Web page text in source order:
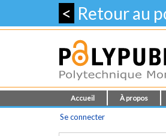
< Retour au
Accueil À propos
Se connecter